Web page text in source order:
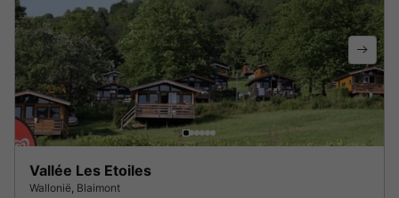
Vallée Les Etoiles
Wallonië Blaimont